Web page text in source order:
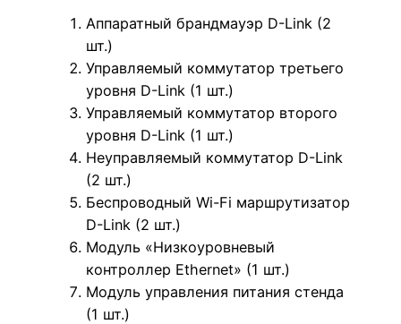
Аппаратный брандмауэр D-Link (2
шт.)
Управляемый коммутатор третьего
уровня D-Link (1 шт.)
Управляемый коммутатор второго
уровня D-Link (1 шт.)
Неуправляемый коммутатор D-Link
(2 шт.)
Беспроводный Wi-Fi маршрутизатор
D-Link (2 шт.)
Модуль «Низкоуровневый
контроллер Ethernet» (1 шт.)
Модуль управления питания стенда
(1 шт.)